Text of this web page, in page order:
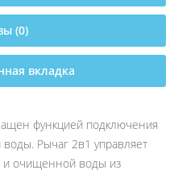
(0)
вкладка
функцией подключения
Рычаг 2в1 управляет
и очищенной воды из